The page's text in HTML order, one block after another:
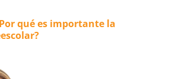
qué es importante la